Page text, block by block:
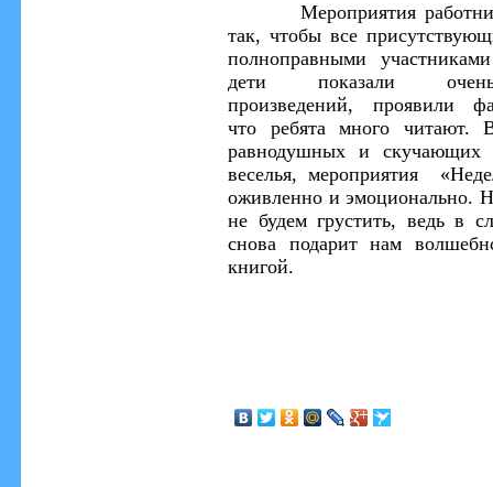
Мероприятия
так, чтобы все
полноправными
дети
показали
произведений, проявили
что ребятамного читают.
равнодушных и скучающих
веселья, мероприятия
оживленно и эмоционально.
не будем грустить, ведь в
снова подарит нам
книгой.